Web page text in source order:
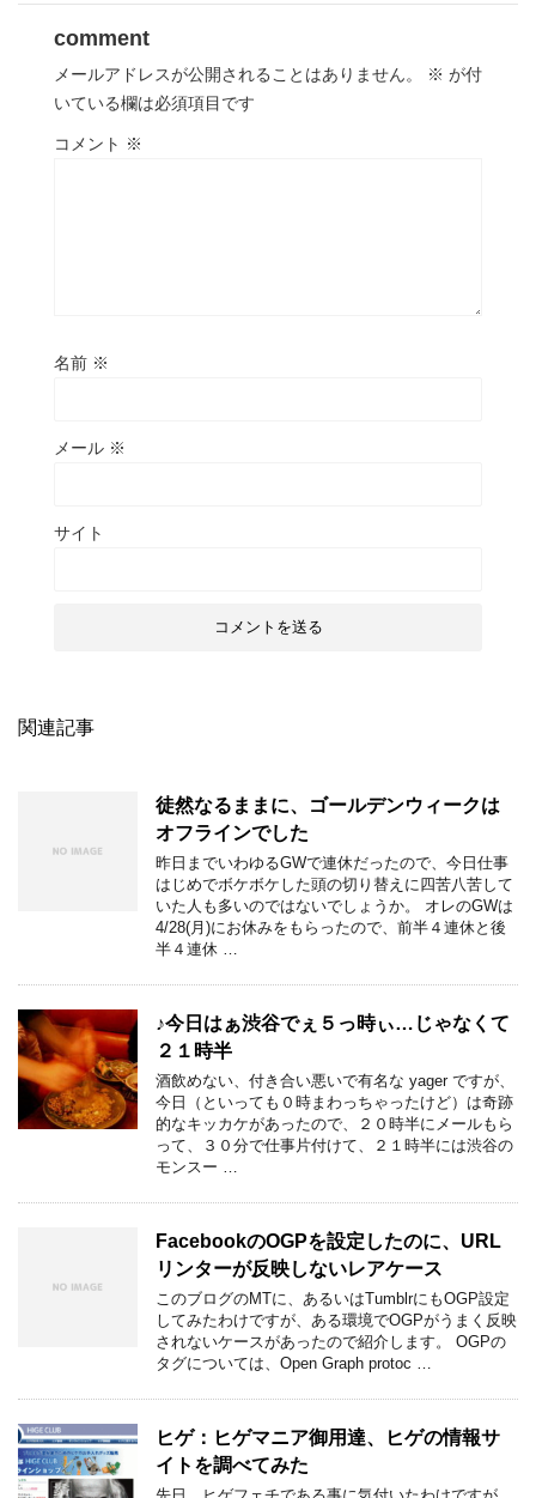
comment
メールアドレスが公開されることはありません。 ※ が付
いている欄は必須項目です
コメント ※
名前 ※
メール ※
サイト
関連記事
徒然なるままに、ゴールデンウィークは
オフラインでした
昨日までいわゆるGWで連休だったので、今日仕事
はじめでボケボケした頭の切り替えに四苦八苦して
いた人も多いのではないでしょうか。 オレのGWは
4/28(月)にお休みをもらったので、前半４連休と後
半４連休 …
♪今日はぁ渋谷でぇ５っ時ぃ…じゃなくて
２１時半
酒飲めない、付き合い悪いで有名な yager ですが、
今日（といっても０時まわっちゃったけど）は奇跡
的なキッカケがあったので、２０時半にメールもら
って、３０分で仕事片付けて、２１時半には渋谷の
モンスー …
FacebookのOGPを設定したのに、URL
リンターが反映しないレアケース
このブログのMTに、あるいはTumblrにもOGP設定
してみたわけですが、ある環境でOGPがうまく反映
されないケースがあったので紹介します。 OGPの
タグについては、Open Graph protoc …
ヒゲ：ヒゲマニア御用達、ヒゲの情報サ
イトを調べてみた